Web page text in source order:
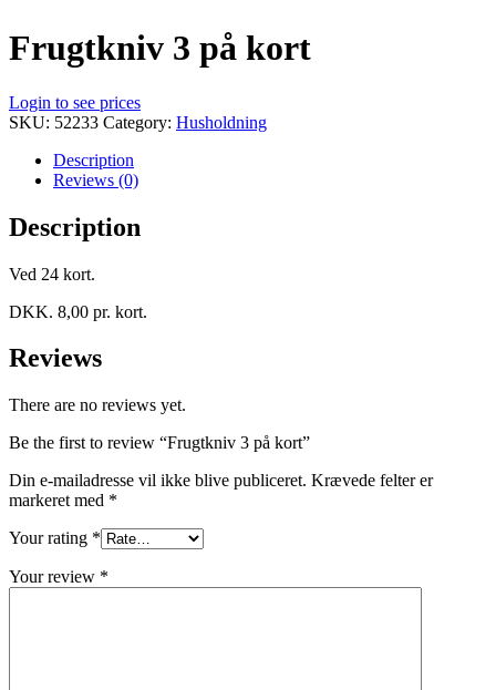
Frugtkniv 3 på kort
Login to see prices
SKU: 52233 Category: Husholdning
Description
Reviews (0)
Description
Ved 24 kort.
DKK. 8,00 pr. kort.
Reviews
There are no reviews yet.
Be the first to review “Frugtkniv 3 på kort”
Din e-mailadresse vil ikke blive publiceret. Krævede felter er
markeret med *
Your rating *
Your review *